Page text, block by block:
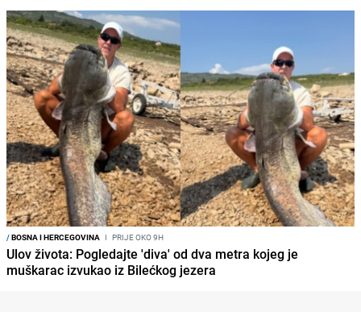
/BOSNA I HERCEGOVINA I PRIJE OKO 9H
Ulov života: Pogledajte 'diva' od dva metra kojeg je
muškarac izvukao iz Bilećkog jezera